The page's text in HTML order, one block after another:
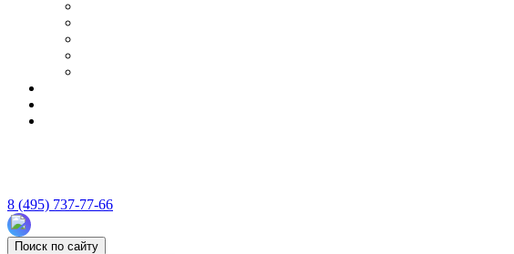
8 (495) 737-77-66
Поиск по сайту